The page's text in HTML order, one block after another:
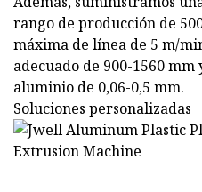
rango de producción de
máxima de línea de 5 m/
adecuado de 900-1560 mm
aluminio de 0,06-0,5 mm.
Soluciones personalizadas